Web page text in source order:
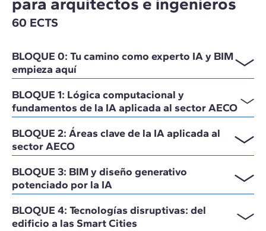
60 ECTS
BLOQUE 0: Tu camino como experto IA y BIM
empieza aquí
BLOQUE 1: Lógica computacional y
fundamentos de la IA aplicada al sector AECO
BLOQUE 2: Áreas clave de la IA aplicada al
sector AECO
BLOQUE 3: BIM y diseño generativo
potenciado por la IA
BLOQUE 4: Tecnologías disruptivas: del
edificio a las Smart Cities